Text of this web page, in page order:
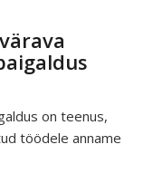
on teenus,
töödele anname